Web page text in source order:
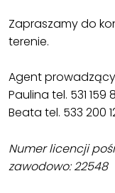
Zapraszamy do
terenie.
Agent
Paulina tel. 531 159
Beata tel. 533 200
Numer licencji
zawodowo: 22548